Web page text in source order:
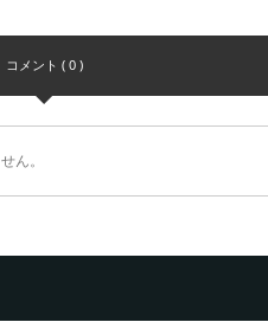
コメント ( 0 )
ん。